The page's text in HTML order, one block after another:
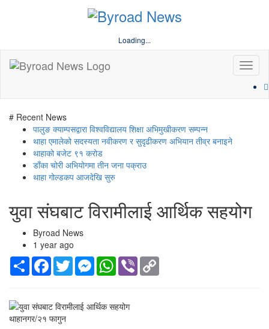
Loading...
# Recent News
पालुङ क्याम्पसद्वारा विश्वविद्यालय शिक्षा अभिमुखीकरण सम्पन्न
थाहा एमालेको सदस्यता नवीकरण र सुदृढीकरण अभियान तीव्र बनाइने
थाहाको बजेट ९१ करोड
डाँका चोरी अभियोगमा तीन जना पक्राउ
थाहा गोल्डकप आजदेखि सुरु
युवा संघबाट विरामीलाई आर्थिक सहयोग
Byroad News
1 year ago
Share Facebook
TwitterMessengerWhatsApp
Viber
थाहानगर/२१ फागुन